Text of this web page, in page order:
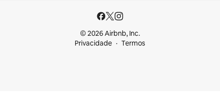
© 2026 Airbnb, Inc.
Privacidade
Termos